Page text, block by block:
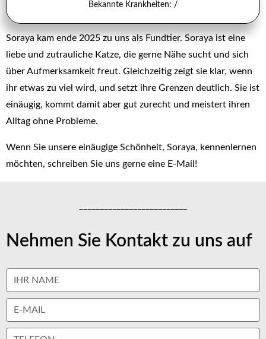
Soraya kam ende 2025 zu uns als Fundtier. Soraya ist eine
liebe und zutrauliche Katze, die gerne Nähe sucht und sich
über Aufmerksamkeit freut. Gleichzeitig zeigt sie klar, wenn
ihr etwas zu viel wird, und setzt ihre Grenzen deutlich. Sie ist
einäugig, kommt damit aber gut zurecht und meistert ihren
Alltag ohne Probleme.
Wenn Sie unsere einäugige Schönheit, Soraya, kennenlernen
möchten, schreiben Sie uns gerne eine E-Mail!
Bekannte Krankheiten: /
Nehmen Sie Kontakt zu uns auf